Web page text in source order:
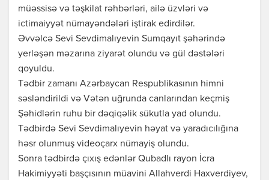
müəssisə və təşkilat rəhbərləri, ailə üzvləri və
ictimaiyyət nümayəndələri iştirak edirdilər.
Əvvəlcə Sevi Sevdimalıyevin Sumqayıt şəhərində
yerləşən məzarına ziyarət olundu və gül dəstələri
qoyuldu.
Tədbir zamanı Azərbaycan Respublikasının himni
səsləndirildi və Vətən uğrunda canlarından keçmiş
Şəhidlərin ruhu bir dəqiqəlik sükutla yad olundu.
Tədbirdə Sevi Sevdimalıyevin həyat və yaradıcılığına
həsr olunmuş videoçarx nümayiş olundu.
Sonra tədbirdə çıxış edənlər Qubadlı rayon İcra
Hakimiyyəti başçısının müavini Allahverdi Haxverdiyev,